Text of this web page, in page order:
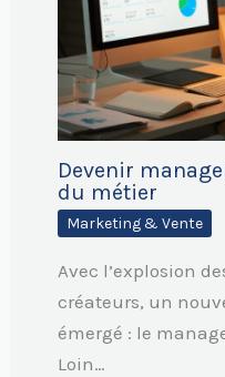
Devenir
du métier
Marketing & Vente
Avec l’explosion
créateurs, un
émergé : le
Loin…